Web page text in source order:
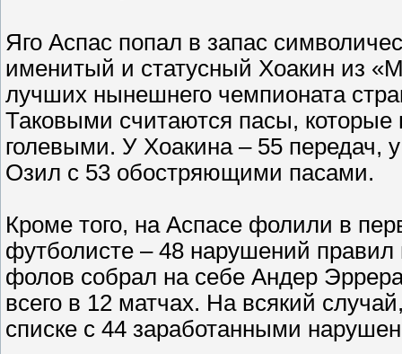
Яго Аспас попал в запас
именитый и статусный Хоакин из
лучших нынешнего чемпионата
Таковыми считаются пасы, которые
голевыми. У Хоакина – 55 передач,
Озил с 53 обостряющими пасами.
Кроме того, на Аспасе фолили в
футболисте – 48 нарушений
фолов собрал на себе Андер
всего в 12 матчах. На всякий
списке с 44 заработанными